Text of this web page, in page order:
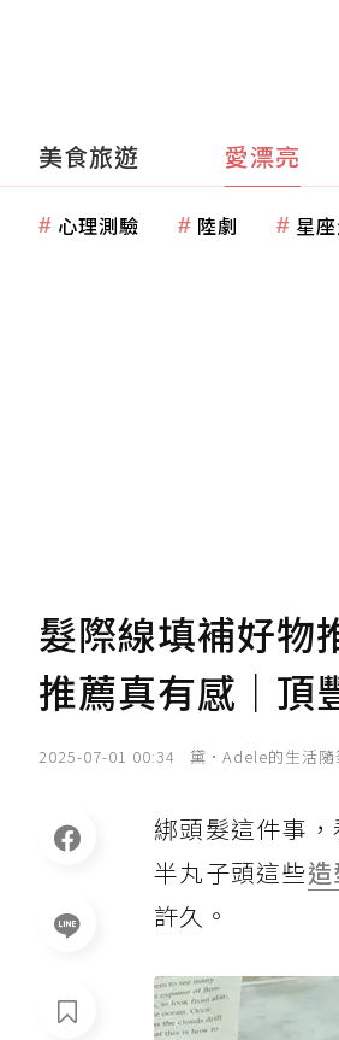
美食旅遊 愛漂亮
心理測驗 陸劇 星
髮際線填補好物
推薦真有感｜
2025-07-01 00:34 黛•Adele的生活隨
綁頭髮這件事
半丸子頭這些
許久。